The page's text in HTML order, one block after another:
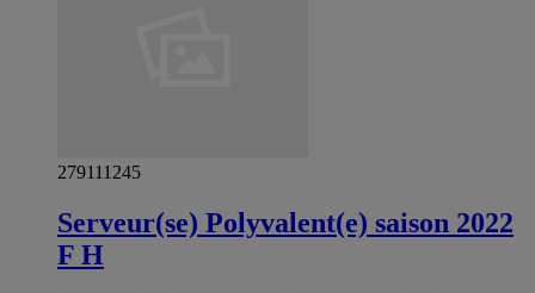
279111245
Serveur(se) Polyvalent(e) saison 2022
F H